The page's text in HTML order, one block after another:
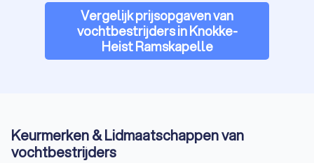
Vergelijk prijsopgaven van
vochtbestrijders in Knokke-
Heist Ramskapelle
Keurmerken & Lidmaatschappen van
vochtbestrijders